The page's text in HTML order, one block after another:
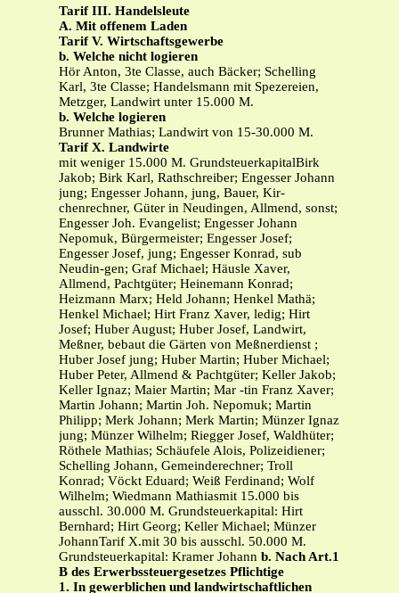
Tarif III. Handelsleute
A. Mit offenem Laden
Tarif V. Wirtschaftsgewerbe
b. Welche nicht logieren
Hör Anton, 3te Classe, auch Bäcker; Schelling
Karl, 3te Classe; Handelsmann mit Spezereien,
Metzger, Landwirt unter 15.000 M.
b. Welche logieren
Brunner Mathias; Landwirt von 15-30.000 M.
Tarif X. Landwirte
mit weniger 15.000 M. GrundsteuerkapitalBirk
Jakob; Birk Karl, Rathschreiber; Engesser Johann
jung; Engesser Johann, jung, Bauer, Kir-
chenrechner, Güter in Neudingen, Allmend, sonst;
Engesser Joh. Evangelist; Engesser Johann
Nepomuk, Bürgermeister; Engesser Josef;
Engesser Josef, jung; Engesser Konrad, sub
Neudin-gen; Graf Michael; Häusle Xaver,
Allmend, Pachtgüter; Heinemann Konrad;
Heizmann Marx; Held Johann; Henkel Mathä;
Henkel Michael; Hirt Franz Xaver, ledig; Hirt
Josef; Huber August; Huber Josef, Landwirt,
Meßner, bebaut die Gärten von Meßnerdienst ;
Huber Josef jung; Huber Martin; Huber Michael;
Huber Peter, Allmend & Pachtgüter; Keller Jakob;
Keller Ignaz; Maier Martin; Mar -tin Franz Xaver;
Martin Johann; Martin Joh. Nepomuk; Martin
Philipp; Merk Johann; Merk Martin; Münzer Ignaz
jung; Münzer Wilhelm; Riegger Josef, Waldhüter;
Röthele Mathias; Schäufele Alois, Polizeidiener;
Schelling Johann, Gemeinderechner; Troll
Konrad; Vöckt Eduard; Weiß Ferdinand; Wolf
Wilhelm; Wiedmann Mathiasmit 15.000 bis
ausschl. 30.000 M. Grundsteuerkapital: Hirt
Bernhard; Hirt Georg; Keller Michael; Münzer
JohannTarif X.mit 30 bis ausschl. 50.000 M.
Grundsteuerkapital: Kramer Johann b. Nach Art.1
B des Erwerbssteuergesetzes Pflichtige
1. In gewerblichen und landwirtschaftlichen